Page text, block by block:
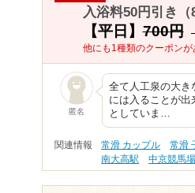
入浴料50円引き（
【平日】700円
他にも1種類のクーポンが
匿名
全て人工泉の大き
には入ることが
としていま…
関連情報 常滑 カップル 常滑
南大高駅
中京競馬